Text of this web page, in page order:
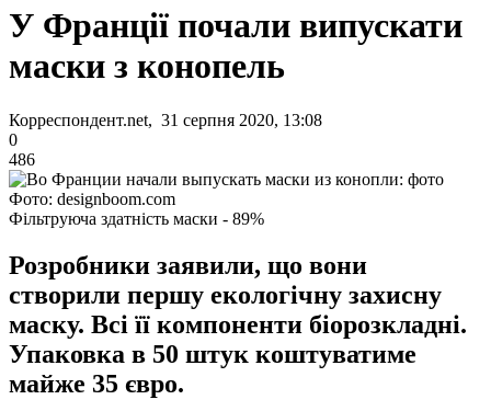
У Франції почали випускати
маски з конопель
Корреспондент.net, 31 серпня 2020, 13:08
0
486
Фото: designboom.com
Фільтруюча здатність маски - 89%
Розробники заявили, що вони
створили першу екологічну захисну
маску. Всі її компоненти біорозкладні.
Упаковка в 50 штук коштуватиме
майже 35 євро.